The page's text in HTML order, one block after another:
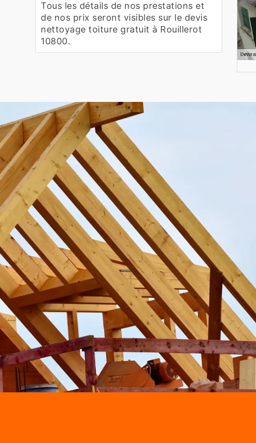
Tous les détails de nos prestations et
de nos prix seront visibles sur le devis
nettoyage toiture gratuit à Rouillerot
10800.